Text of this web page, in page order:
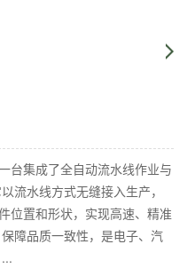
台集成了全自动流水线作业与
流水线方式无缝接入生产，
位置和形状，实现高速、精准
障品质一致性，是电子、汽